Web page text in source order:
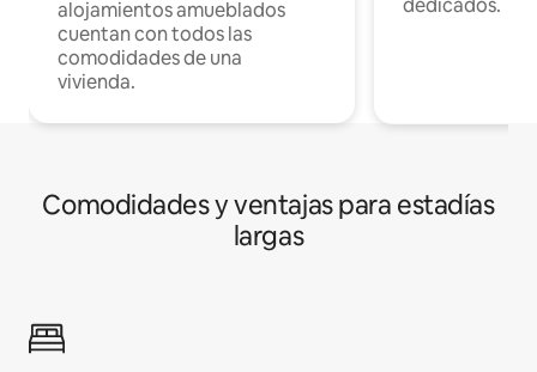
alojamientos amueblados
cuentan con todos las
comodidades de una
vivienda.
dedicados.
Comodidades y ventajas para estadías
largas